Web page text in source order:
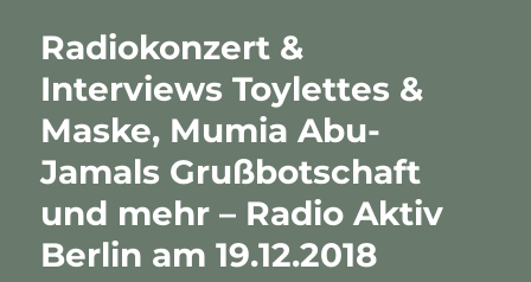
Mumia
Abu-
Jamal
–
Radio
Aktiv
Berlin
am
26.
Dezember
Radiokonzert &
Interviews Toylettes &
Maske, Mumia Abu-
Jamals Grußbotschaft
und mehr – Radio Aktiv
Berlin am 19.12.2018